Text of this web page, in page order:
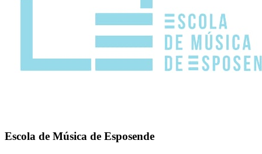
Escola de Música de Esposende